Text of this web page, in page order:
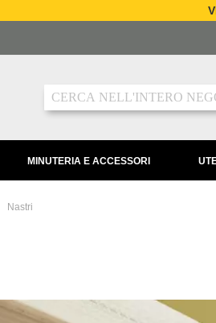
al
Ricerca
MINUTERIA E ACCESSORI
Nastri